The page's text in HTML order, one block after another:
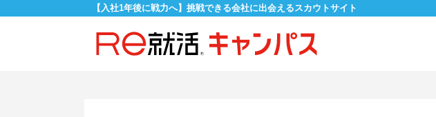
【入社1年後に戦力へ】挑戦できる会社に出会えるスカウトサイト